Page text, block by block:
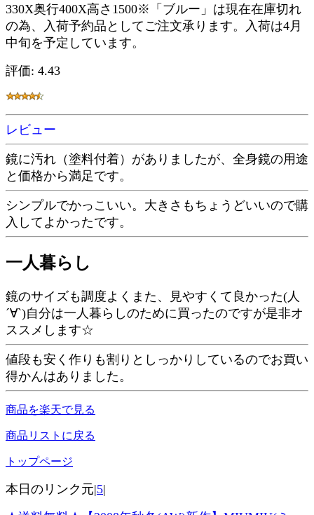
330X奥行400X高さ1500※「ブルー」は現在在庫切れ
の為、入荷予約品としてご注文承ります。入荷は4月
中旬を予定しています。
評価: 4.43
レビュー
鏡に汚れ（塗料付着）がありましたが、全身鏡の用途
と価格から満足です。
シンプルでかっこいい。大きさもちょうどいいので購
入してよかったです。
一人暮らし
鏡のサイズも調度よくまた、見やすくて良かった(人
´∀`)自分は一人暮らしのために買ったのですが是非オ
ススメします☆
値段も安く作りも割りとしっかりしているのでお買い
得かんはありました。
商品を楽天で見る
商品リストに戻る
トップページ
本日のリンク元|5|